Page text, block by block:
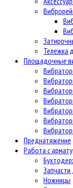
Тележка
Площадочные
Преднатяжение
Работа с
Запчасти
Ножницы